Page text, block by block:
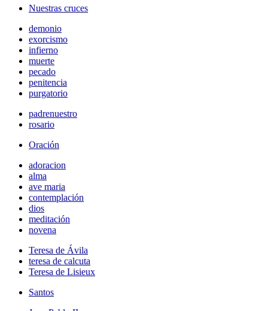
Nuestras cruces
demonio
exorcismo
infierno
muerte
pecado
penitencia
purgatorio
padrenuestro
rosario
Oración
adoracion
alma
ave maria
contemplación
dios
meditación
novena
Teresa de Ávila
teresa de calcuta
Teresa de Lisieux
Santos